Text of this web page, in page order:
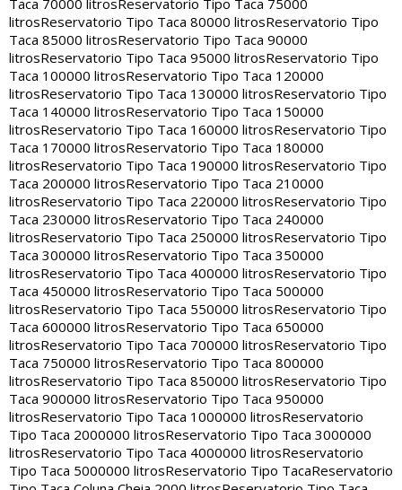
Taca 70000 litros Reservatorio Tipo Taca 75000
litrosReservatorio Tipo Taca 80000 litrosReservatorio Tipo
Taca 85000 litrosReservatorio Tipo Taca 90000
litrosReservatorio Tipo Taca 95000 litrosReservatorio Tipo
Taca 100000 litrosReservatorio Tipo Taca 120000
litrosReservatorio Tipo Taca 130000 litrosReservatorio Tipo
Taca 140000 litrosReservatorio Tipo Taca 150000
litrosReservatorio Tipo Taca 160000 litrosReservatorio Tipo
Taca 170000 litrosReservatorio Tipo Taca 180000
litrosReservatorio Tipo Taca 190000 litrosReservatorio Tipo
Taca 200000 litrosReservatorio Tipo Taca 210000
litrosReservatorio Tipo Taca 220000 litrosReservatorio Tipo
Taca 230000 litrosReservatorio Tipo Taca 240000
litrosReservatorio Tipo Taca 250000 litrosReservatorio Tipo
Taca 300000 litrosReservatorio Tipo Taca 350000
litrosReservatorio Tipo Taca 400000 litrosReservatorio Tipo
Taca 450000 litrosReservatorio Tipo Taca 500000
litrosReservatorio Tipo Taca 550000 litrosReservatorio Tipo
Taca 600000 litrosReservatorio Tipo Taca 650000
litrosReservatorio Tipo Taca 700000 litrosReservatorio Tipo
Taca 750000 litrosReservatorio Tipo Taca 800000
litrosReservatorio Tipo Taca 850000 litrosReservatorio Tipo
Taca 900000 litrosReservatorio Tipo Taca 950000
litrosReservatorio Tipo Taca 1000000 litrosReservatorio
Tipo Taca 2000000 litrosReservatorio Tipo Taca 3000000
litrosReservatorio Tipo Taca 4000000 litrosReservatorio
Tipo Taca 5000000 litrosReservatorio Tipo TacaReservatorio